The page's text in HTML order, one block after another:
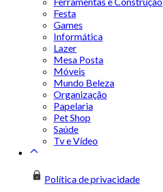
Festa
Games
Informática
Lazer
Mesa Posta
Móveis
Mundo Beleza
Organização
Papelaria
Pet Shop
Saúde
Tv e Vídeo
Política de privacidade